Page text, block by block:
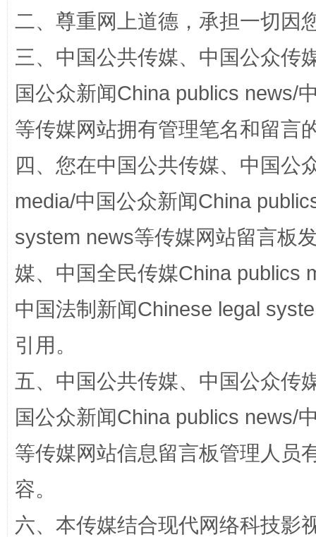
“蜀中异人”王建安的艺术幻境
二、尊重网上道德，承担一切因
三、中国公共传媒、中国公众传
国公众新闻China publics news/
等传媒网站拥有管理笔名和留言
四、您在中国公共传媒、中国公
media/中国公众新闻China
system news等传媒网站留言板
媒、中国全民传媒China publics
中国法制新闻Chinese legal
引用。
五、中国公共传媒、中国公众传
国公众新闻China publics news/
等传媒网站信息留言板管理人员
容。
六、本传媒结合现代网络科技影